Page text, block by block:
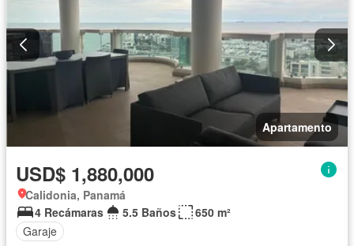
Apartamento
USD$ 1,880,000
Calidonia, Panamá
4 Recámaras
5.5 Baños
650 m²
Garaje